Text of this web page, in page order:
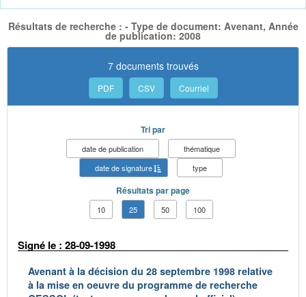
Résultats de recherche : - Type de document: Avenant, Année
de publication: 2008
7 documents trouvés
PDF CSV Courriel
Tri par
date de publication
thématique
date de signature
type
Résultats par page
10 25 50 100
Signé le : 28-09-1998
Avenant à la décision du 28 septembre 1998 relative
à la mise en oeuvre du programme de recherche